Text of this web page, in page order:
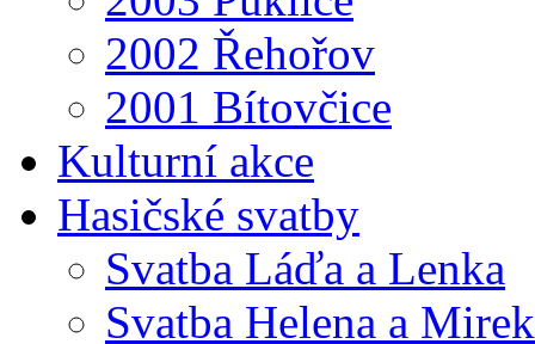
2002 Řehořov
2001 Bítovčice
Kulturní akce
Hasičské svatby
Svatba Láďa a Lenka
Svatba Helena a Mirek